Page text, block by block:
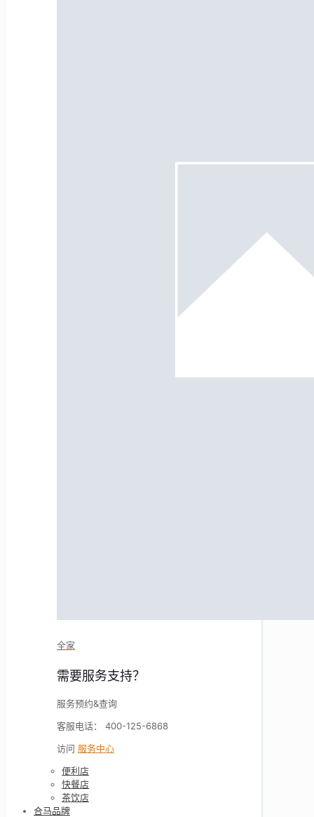
全家
需要服务支持？
服务预约&查询
客服电话： 400-125-6868
访问 服务中心
便利店
快餐店
茶饮店
合马品牌